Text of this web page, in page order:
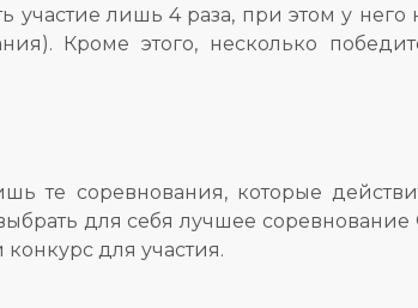
лишь 4 раза, при этом у него
Кроме этого, несколько
те соревнования, которые
для себя лучшее
для участия.